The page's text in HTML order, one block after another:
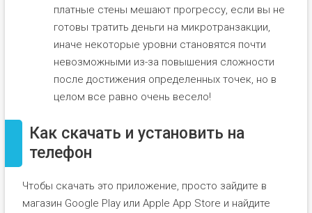
платные стены мешают прогрессу, если вы не
готовы тратить деньги на микротранзакции,
иначе некоторые уровни становятся почти
невозможными из-за повышения сложности
после достижения определенных точек, но в
целом все равно очень весело!
Как скачать и установить на
телефон
Чтобы скачать это приложение, просто зайдите в
магазин Google Play или Apple App Store и найдите